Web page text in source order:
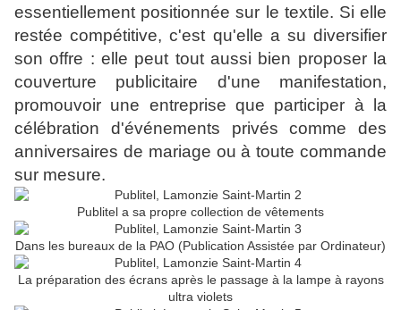
essentiellement positionnée sur le textile. Si elle
restée compétitive, c'est qu'elle a su diversifier
son offre : elle peut tout aussi bien proposer la
couverture publicitaire d'une manifestation,
promouvoir une entreprise que participer à la
célébration d'événements privés comme des
anniversaires de mariage ou à toute commande
sur mesure.
Publitel a sa propre collection de vêtements
Dans les bureaux de la PAO (Publication Assistée par Ordinateur)
La préparation des écrans après le passage à la lampe à rayons
ultra violets